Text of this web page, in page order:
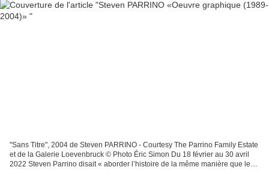
"Sans Titre", 2004 de Steven PARRINO - Courtesy The Parrino Family Estate
et de la Galerie Loevenbruck © Photo Éric Simon Du 18 février au 30 avril
2022 Steven Parrino disait « aborder l’histoire de la même manière que le